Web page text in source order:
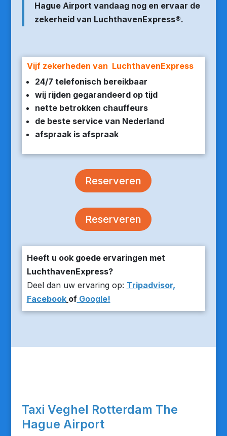
Hague Airport vandaag nog en ervaar de
zekerheid van LuchthavenExpress®.
Vijf zekerheden van LuchthavenExpress
24/7 telefonisch bereikbaar
wij rijden gegarandeerd op tijd
nette betrokken chauffeurs
de beste service van Nederland
afspraak is afspraak
Reserveren
Reserveren
Heeft u ook goede ervaringen met
LuchthavenExpress?
Deel dan uw ervaring op: Tripadvisor,
Facebook ofGoogle!
Taxi Veghel Rotterdam The
Hague Airport